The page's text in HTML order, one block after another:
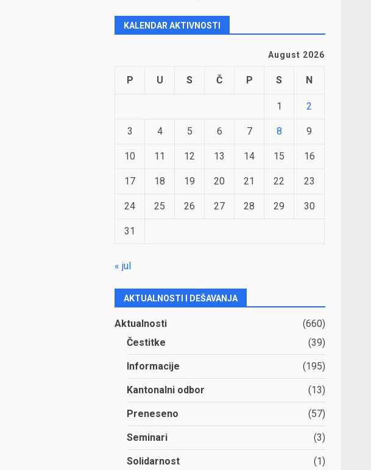
KALENDAR AKTIVNOSTI
August 2026
P U S Č P S N
1 2
3 4 5 6 7 8 9
10 11 12 13 14 15 16
17 18 19 20 21 22 23
24 25 26 27 28 29 30
31
« jul
AKTUALNOSTI I DEŠAVANJA
Aktualnosti
(660)
Čestitke
(39)
Informacije (195)
Kantonalni odbor (13)
Preneseno (57)
Seminari (3)
Solidarnost (1)